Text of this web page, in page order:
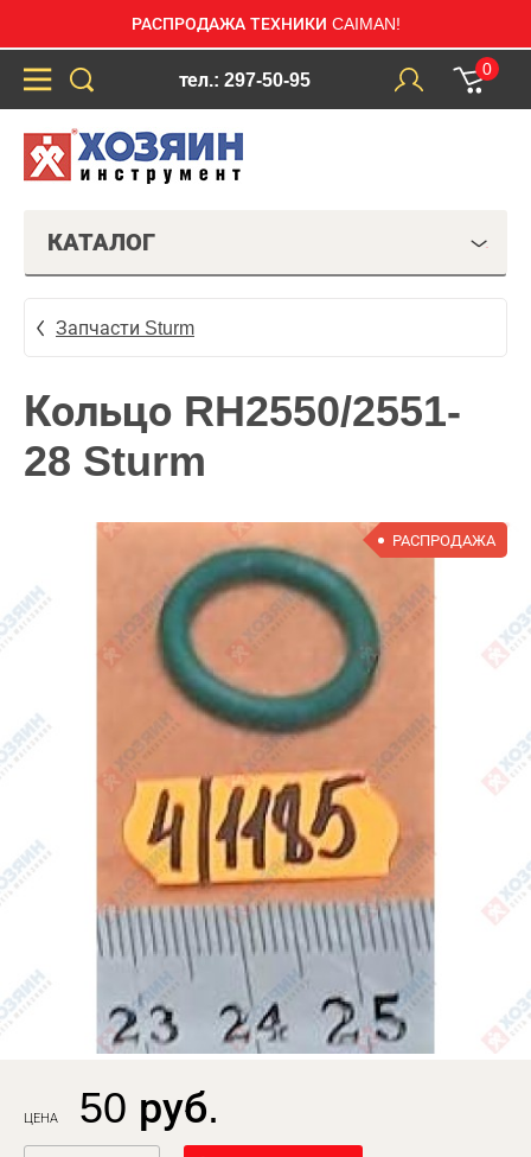
РАСПРОДАЖА ТЕХНИКИ CAIMAN!
тел.: 297-50-95
0
КАТАЛОГ
Запчасти Sturm
Кольцо RH2550/2551-
28 Sturm
РАСПРОДАЖА
ЦЕНА 50 руб.